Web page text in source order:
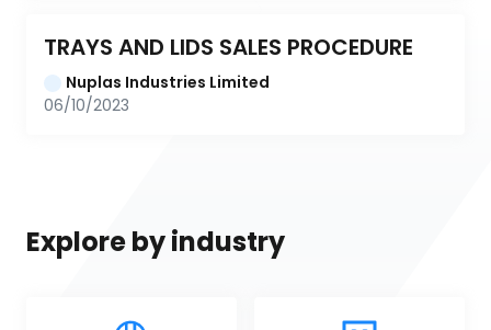
TRAYS AND LIDS SALES PROCEDURE
Nuplas Industries Limited
06/10/2023
Explore by industry